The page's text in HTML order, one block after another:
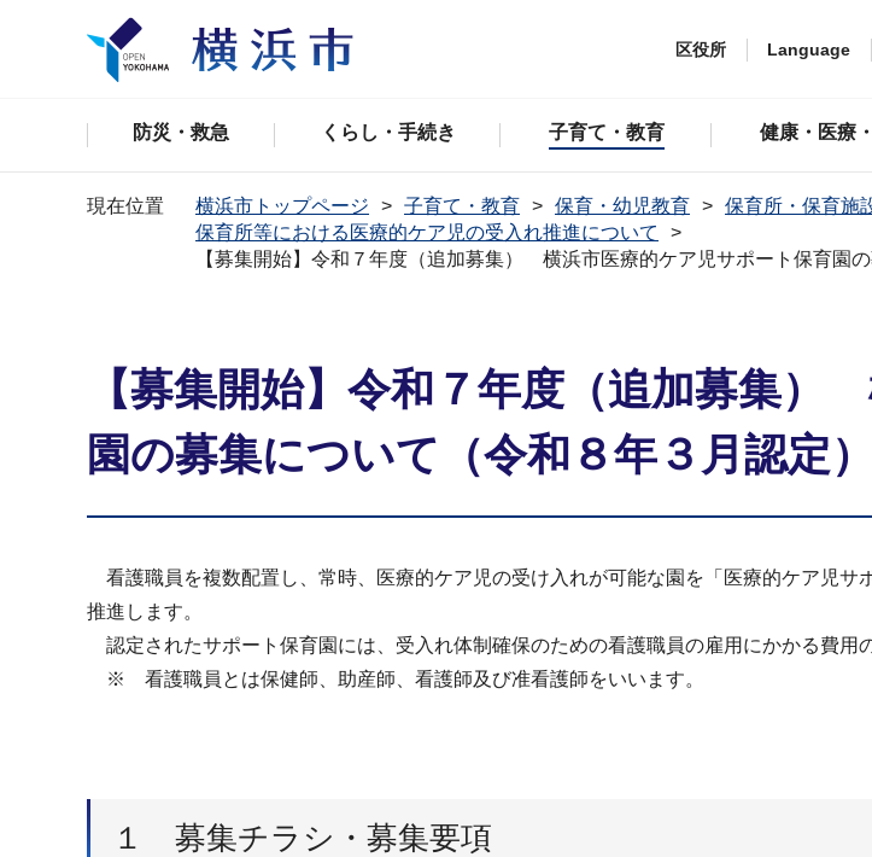
区役所 Language
防災・救急 くらし・手続き 子育て・教育 健康・医療
現在位置 横浜市トップページ 子育て・教育 保育・幼児教育 保育所・保育施
保育所等における医療的ケア児の受入れ推進について
【募集開始】令和７年度（追加募集） 横浜市医療的ケア児サポート保育園
【募集開始】令和７年度（追加募集
園の募集について（令和８年３月認定
看護職員を複数配置し、常時、医療的ケア児の受け入れが可能な園を「医療的ケア児
推進します。
認定されたサポート保育園には、受入れ体制確保のための看護職員の雇用にかかる費用
※ 看護職員とは保健師、助産師、看護師及び准看護師をいいます。
１ 募集チラシ・募集要項